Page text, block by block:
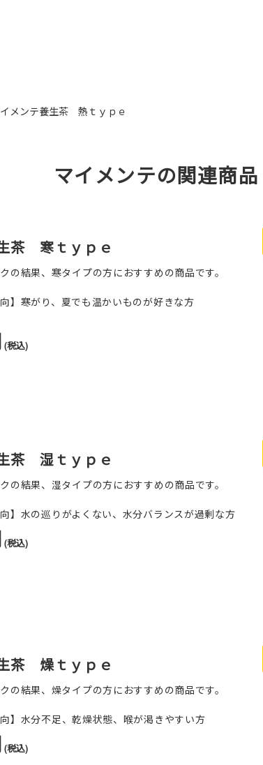
メンテ養生茶 熱ｔｙｐｅ
マイメンテの関連商品
茶 寒ｔｙｐｅ
の結果、寒タイプの方におすすめの商品です。
】寒がり、夏でも温かいものが好きな方
(税込)
茶 湿ｔｙｐｅ
の結果、湿タイプの方におすすめの商品です。
】水の巡りがよくない、水分バランスが過剰な方
(税込)
茶 燥ｔｙｐｅ
の結果、燥タイプの方におすすめの商品です。
】水分不足、乾燥状態、喉が渇きやすい方
(税込)